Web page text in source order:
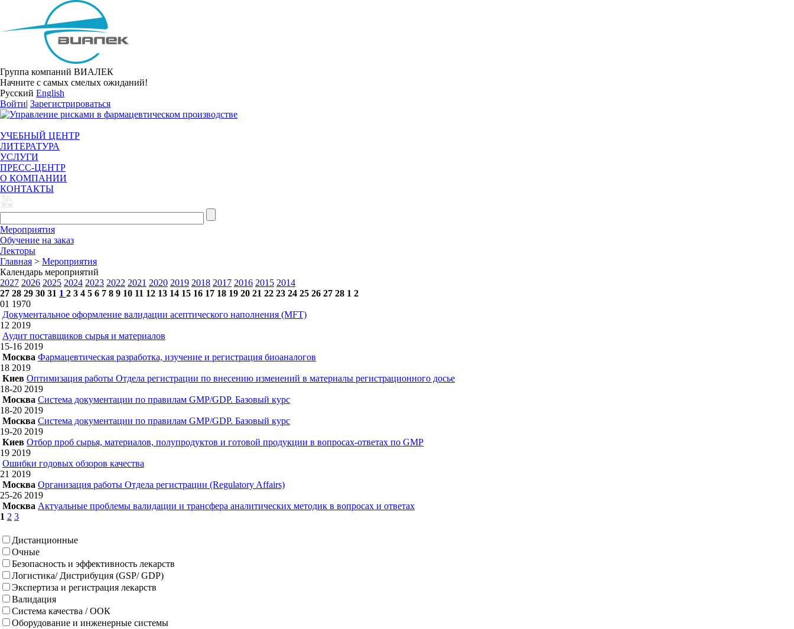
Группа компаний ВИАЛЕК
Начните с самых смелых ожиданий!
Русский English
Войти| Зарегистрироваться
УЧЕБНЫЙ ЦЕНТР
ЛИТЕРАТУРА
УСЛУГИ
ПРЕСС-ЦЕНТР
О КОМПАНИИ
КОНТАКТЫ
Мероприятия
Обучение на заказ
Лекторы
Главная > Мероприятия
Календарь мероприятий
2027 2026 2025 2024 2023 2022 2021 2020 2019 2018 2017 2016 2015 2014
27 28 29 30 31 1 2 3 4 5 6 7 8 9 10 11 12 13 14 15 16 17 18 19 20 21 22 23 24 25 26 27 28 1 2
01 1970
Документальное оформление валидации асептического наполнения (MFT)
12 2019
Аудит поставщиков сырья и материалов
15-16 2019
Москва Фармацевтическая разработка, изучение и регистрация биоаналогов
18 2019
Киев Оптимизация работы Отдела регистрации по внесению изменений в материалы регистрационного досье
18-20 2019
Москва Система документации по правилам GMP/GDP. Базовый курс
18-20 2019
Москва Система документации по правилам GMP/GDP. Базовый курс
19-20 2019
Киев Отбор проб сырья, материалов, полупродуктов и готовой продукции в вопросах-ответах по GMP
19 2019
Ошибки годовых обзоров качества
21 2019
Москва Организация работы Отдела регистрации (Regulatory Affairs)
25-26 2019
Москва Актуальные проблемы валидации и трансфера аналитических методик в вопросах и ответах
1 2 3
Дистанционные
Очные
Безопасность и эффективность лекарств
Логистика/ Дистрибуция (GSP/ GDP)
Экспертиза и регистрация лекарств
Валидация
Система качества / ООК
Оборудование и инженерные системы